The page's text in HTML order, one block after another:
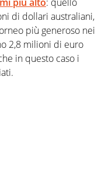
più alto: quello
di dollari australiani,
più generoso nei
2,8 milioni di euro
in questo caso i